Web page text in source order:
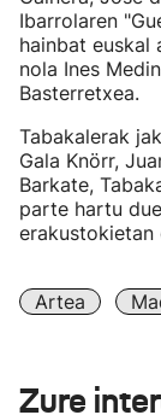
Ibarrolaren
hainbat euskal
nola Ines
Basterretxea.
Tabakalerak
Gala Knörr,
Barkate,
parte hartu
Artea
Zure